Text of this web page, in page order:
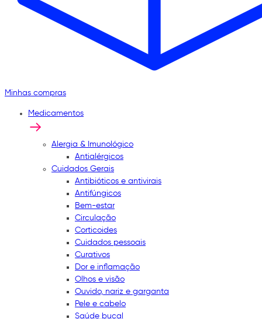
Minhas compras
Medicamentos
Alergia & Imunológico
Antialérgicos
Cuidados Gerais
Antibióticos e antivirais
Antifúngicos
Bem-estar
Circulação
Corticoides
Cuidados pessoais
Curativos
Dor e inflamação
Olhos e visão
Ouvido, nariz e garganta
Pele e cabelo
Saúde bucal